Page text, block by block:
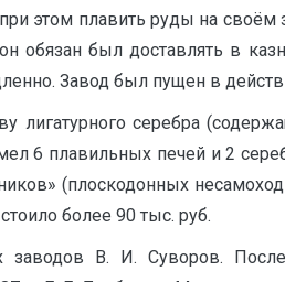
этом плавить руды на своём
был доставлять в
Завод был пущен в
лигатурного серебра
6 плавильных печей и 2
(плоскодонных
более 90 тыс. руб.
В. И. Суворов. После